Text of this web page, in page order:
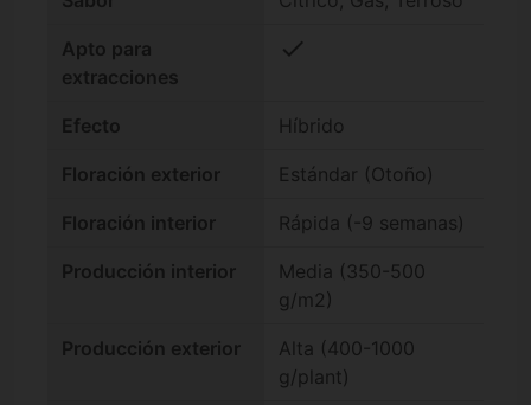
Apto para
extracciones
check
Efecto Híbrido
Floración exterior Estándar (Otoño)
Floración interior Rápida (-9 semanas)
Producción interior
Media (350-500
g/m2)
Producción exterior
Alta (400-1000
g/plant)